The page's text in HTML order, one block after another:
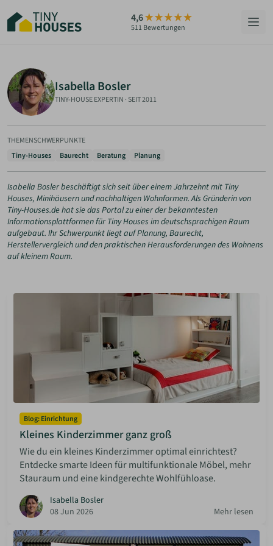
Hauptinhalt
springen
4,6
511 Bewertungen
HÄUSER
BERATUNG
GRUNDSTÜCKE
RATGEBER
ÜBER UNS
ZUM HAUS-FINDER
ANMELDEN
Isabella Bosler
TINY-HOUSE EXPERTIN · SEIT 2011
THEMENSCHWERPUNKTE
Tiny-Houses
Baurecht Beratung Planung
Isabella Bosler beschäftigt sich seit über einem Jahrzehnt mit Tiny
Houses, Minihäusern und nachhaltigen Wohnformen. Als Gründerin von
Tiny-Houses.de hat sie das Portal zu einer der bekanntesten
Informationsplattformen für Tiny Houses im deutschsprachigen Raum
aufgebaut. Ihr Schwerpunkt liegt auf Planung, Baurecht,
Herstellervergleich und den praktischen Herausforderungen des Wohnens
auf kleinem Raum.
Blog: Einrichtung
Kleines Kinderzimmer ganz groß
Wie du ein kleines Kinderzimmer optimal einrichtest?
Entdecke smarte Ideen für multifunktionale Möbel, mehr
Stauraum und eine kindgerechte Wohlfühloase.
Isabella Bosler
08 Jun 2026
Mehr lesen